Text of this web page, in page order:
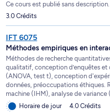
Ce cours est publié sans description.
3.0 Crédits
IFT 6075
Méthodes empiriques en
Méthodes de recherche
qualitatif, conception d’enquêtes et
(ANOVA, test t), conception
données, préoccupations éthiques.
machine (IHM), analyse de variance
Horaire de jour
4.0 Crédits